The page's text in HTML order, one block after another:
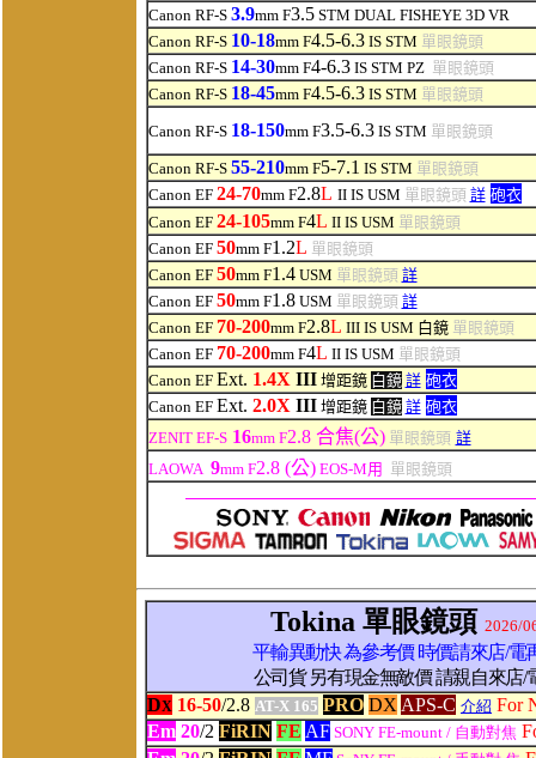
Canon RF-S 3.9mm F3.5STM DUAL FISHEYE 3D VR
Canon RF-S 10-18mm F4.5-6.3IS STM 單眼鏡頭
Canon RF-S 14-30mm F4-6.3IS STM PZ 單眼鏡頭
Canon RF-S 18-45mm F4.5-6.3IS STM 單眼鏡頭
Canon RF-S 18-150mm F3.5-6.3IS STM 單眼鏡頭
Canon RF-S 55-210mm F5-7.1 IS STM 單眼鏡頭
Canon EF 24-70mm F2.8L II IS USM 單眼鏡頭 詳 砲衣
Canon EF 24-105mm F4L II IS USM 單眼鏡頭
Canon EF 50mm F1.2L 單眼鏡頭
Canon EF 50mm F1.4USM 單眼鏡頭 詳
Canon EF 50mm F1.8USM 單眼鏡頭 詳
Canon EF 70-200mm F2.8L III IS USM 白鏡單眼鏡頭
Canon EF 70-200mm F4L II IS USM 單眼鏡頭
Canon EF Ext. 1.4X III 增距鏡 白鏡 詳 砲衣
Canon EF Ext. 2.0X III 增距鏡 白鏡 詳 砲衣
ZENIT EF-S16mm F2.8 合焦(公) 單眼鏡頭 詳
LAOWA 9mm F2.8 (公)EOS-M用 單眼鏡頭